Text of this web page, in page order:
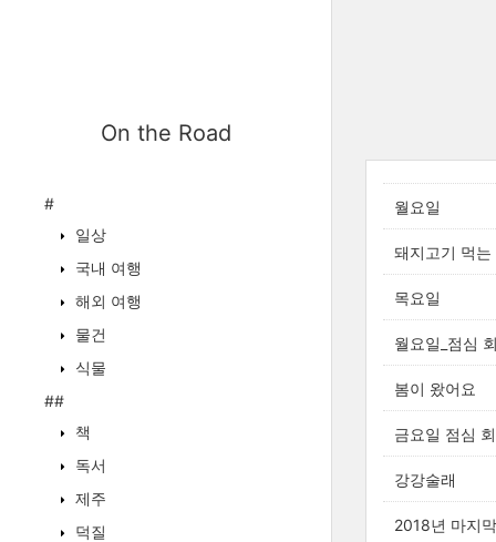
On the Road
#
일상
국내 여행
해외 여행
물건
식물
##
책
독서
제주
덕질
월요일
돼지고기 먹는
목요일
월요일_점심
봄이 왔어요
금요일 점심
강강술래
2018년 마지